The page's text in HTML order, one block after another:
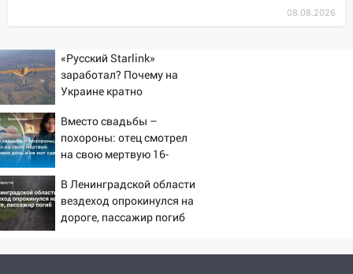
В Заволжском районе дерево
13:08
Ураган ударил по Ульяновску:
сорванные крыши, поваленные деревья,
затопленные улицы и остановившиеся
трамваи
12:17
Ульяновск накрыл крупный град:
после ливня город снова уходит под
воду
12:12
Прокуратура взяла на контроль
ДТП с шестилетним ребёнком на улице
08.08.2026
«Русский Starlink»
заработал? Почему на
Украине кратно
попаданий по объектам
ВСУ
Вместо свадьбы –
похороны: отец смотрел
на свою мертвую 16-
сдержать слезы
В Ленинградской области
вездеход опрокинулся на
дороге, пассажир погиб